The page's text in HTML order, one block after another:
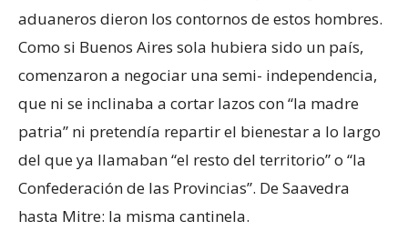
aduaneros dieron los contornos de estos hombres.
Como si Buenos Aires sola hubiera sido un país,
comenzaron a negociar una semi- independencia,
que ni se inclinaba a cortar lazos con “la madre
patria” ni pretendía repartir el bienestar a lo largo
del que ya llamaban “el resto del territorio” o “la
Confederación de las Provincias”. De Saavedra
hasta Mitre: la misma cantinela.